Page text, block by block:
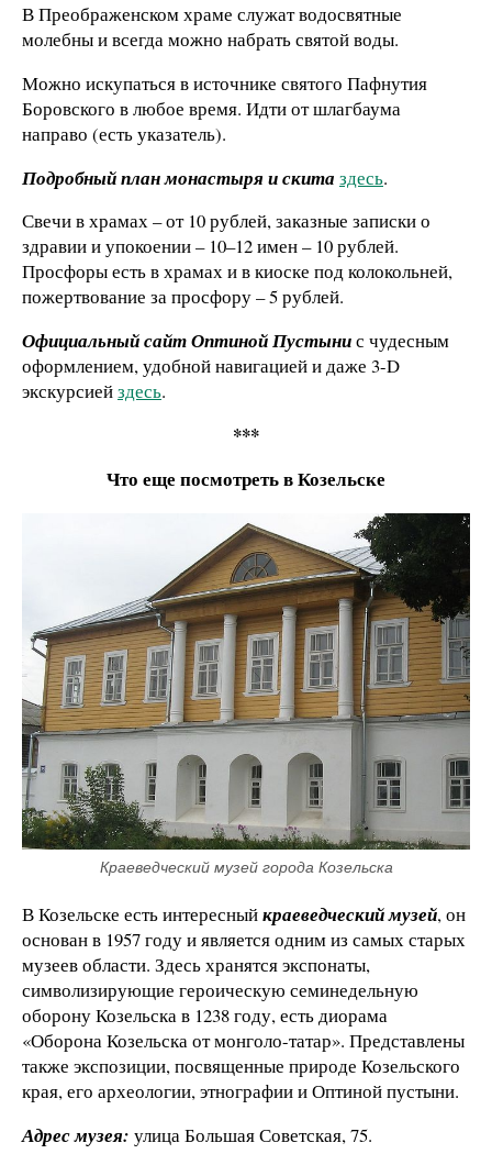
В Преображенском храме служат водосвятные
молебны и всегда можно набрать святой воды.
Можно искупаться в источнике святого Пафнутия
Боровского в любое время. Идти от шлагбаума
направо (есть указатель).
Подробный план монастыря и скита здесь.
Свечи в храмах – от 10 рублей, заказные записки о
здравии и упокоении – 10–12 имен – 10 рублей.
Просфоры есть в храмах и в киоске под колокольней,
пожертвование за просфору – 5 рублей.
Официальный сайт Оптиной Пустынис чудесным
оформлением, удобной навигацией и даже 3-D
экскурсиейздесь.
***
Что еще посмотреть в Козельске
Краеведческий музей города Козельска
В Козельске есть интересныйкраеведческий музей, он
основан в 1957 году и является одним из самых старых
музеев области. Здесь хранятся экспонаты,
символизирующие героическую семинедельную
оборону Козельска в 1238 году, есть диорама
«Оборона Козельска от монголо-татар». Представлены
также экспозиции, посвященные природе Козельского
края, его археологии, этнографии и Оптиной пустыни.
Адрес музея: улица Большая Советская, 75.